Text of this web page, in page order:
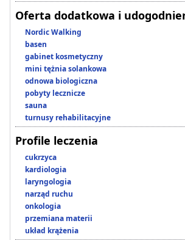
Oferta dodatkowa i
Nordic Walking
basen
gabinet kosmetyczny
mini tężnia solankowa
odnowa biologiczna
pobyty lecznicze
sauna
turnusy rehabilitacyjne
Profile leczenia
cukrzyca
kardiologia
laryngologia
narząd ruchu
onkologia
przemiana materii
układ krążenia